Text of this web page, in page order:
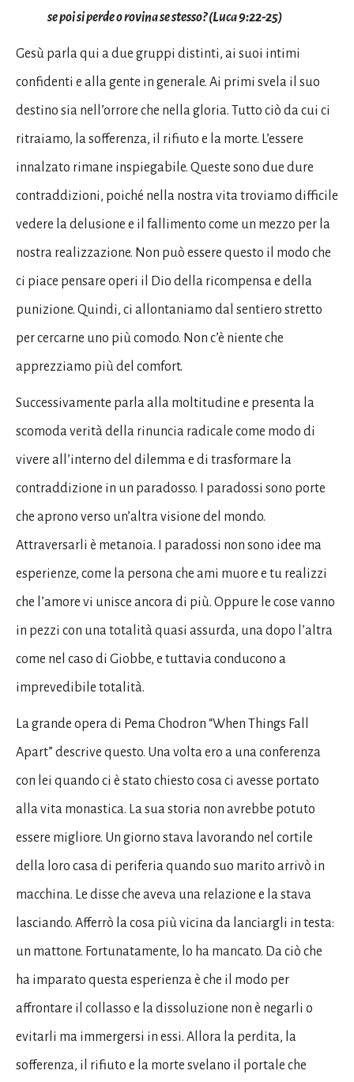
se poi si perde o rovina se stesso? (Luca 9:22-25)
Gesù parla qui a due gruppi distinti, ai suoi intimi
confidenti e alla gente in generale. Ai primi svela il suo
destino sia nell’orrore che nella gloria. Tutto ciò da cui ci
ritraiamo, la sofferenza, il rifiuto e la morte. L’essere
innalzato rimane inspiegabile. Queste sono due dure
contraddizioni, poiché nella nostra vita troviamo difficile
vedere la delusione e il fallimento come un mezzo per la
nostra realizzazione. Non può essere questo il modo che
ci piace pensare operi il Dio della ricompensa e della
punizione. Quindi, ci allontaniamo dal sentiero stretto
per cercarne uno più comodo. Non c’è niente che
apprezziamo più del comfort.
Successivamente parla alla moltitudine e presenta la
scomoda verità della rinuncia radicale come modo di
vivere all’interno del dilemma e di trasformare la
contraddizione in un paradosso. I paradossi sono porte
che aprono verso un’altra visione del mondo.
Attraversarli è metanoia. I paradossi non sono idee ma
esperienze, come la persona che ami muore e tu realizzi
che l’amore vi unisce ancora di più. Oppure le cose vanno
in pezzi con una totalità quasi assurda, una dopo l’altra
come nel caso di Giobbe, e tuttavia conducono a
imprevedibile totalità.
La grande opera di Pema Chodron “When Things Fall
Apart” descrive questo. Una volta ero a una conferenza
con lei quando ci è stato chiesto cosa ci avesse portato
alla vita monastica. La sua storia non avrebbe potuto
essere migliore. Un giorno stava lavorando nel cortile
della loro casa di periferia quando suo marito arrivò in
macchina. Le disse che aveva una relazione e la stava
lasciando. Afferrò la cosa più vicina da lanciargli in testa:
un mattone. Fortunatamente, lo ha mancato. Da ciò che
ha imparato questa esperienza è che il modo per
affrontare il collasso e la dissoluzione non è negarli o
evitarli ma immergersi in essi. Allora la perdita, la
sofferenza, il rifiuto e la morte svelano il portale che